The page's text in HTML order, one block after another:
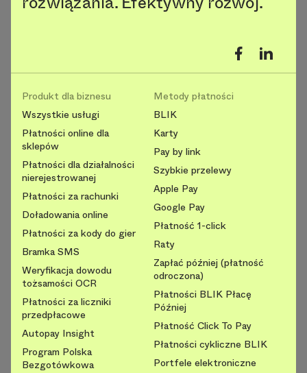
Produkt dla biznesu
Wszystkie usługi
Płatności online dla
sklepów
Płatności dla działalności
nierejestrowanej
Płatności za rachunki
Doładowania online
Płatności za kody do gier
Bramka SMS
Weryfikacja dowodu
tożsamości OCR
Płatności za liczniki
przedpłacowe
Autopay Insight
Program Polska
Bezgotówkowa
Metody płatności
BLIK
Karty
Pay by link
Szybkie przelewy
Apple Pay
Google Pay
Płatność 1-click
Raty
Zapłać później (płatność
odroczona)
Płatności BLIK Płacę
Później
Płatność Click To Pay
Płatności cykliczne BLIK
Portfele elektroniczne